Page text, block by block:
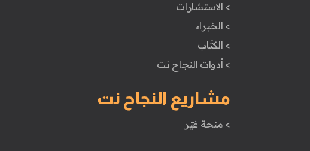
> الاستشارات
> الخبراء
> الكتَاب
> أدوات النجاح نت
مشاريع النجاح نت
> منحة غيّر